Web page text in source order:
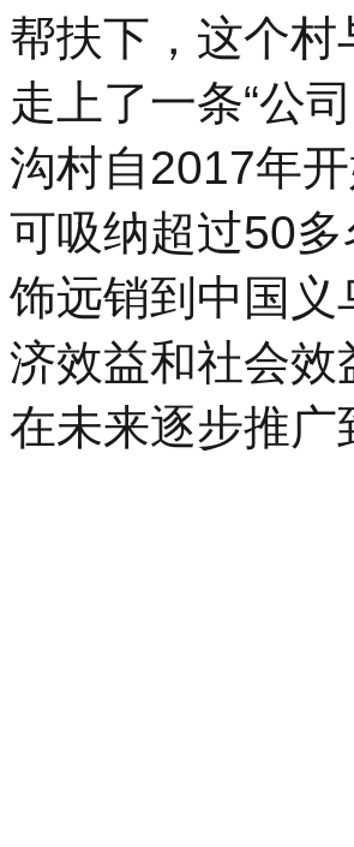
帮扶下，这个
走上了一条“公
沟村自2017年
可吸纳超过50
饰远销到中国
济效益和社会
在未来逐步推